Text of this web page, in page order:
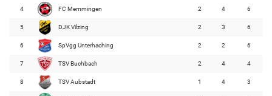
4 FC Memmingen 2 4 6
5 DJK Vilzing 2 3 6
6 SpVgg Unterhaching 2 2 6
7 TSV Buchbach 2 4 4
8 TSV Aubstadt 1 4 3